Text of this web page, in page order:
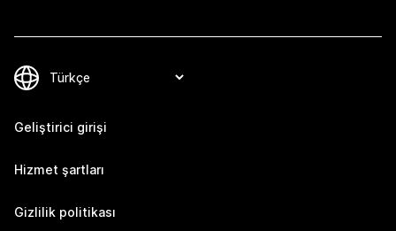
Geliştirici girişi
Hizmet şartları
Gizlilik politikası